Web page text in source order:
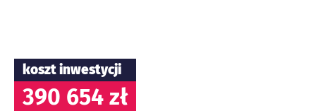
koszt inwestycji
390 654 zł